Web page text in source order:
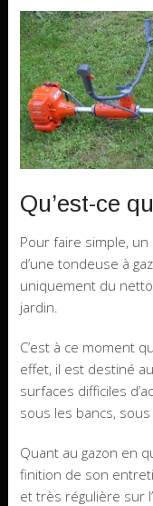
Qu’est-ce
Pour faire simple,
d’une tondeuse à
uniquement du
jardin.
C’est à ce moment
effet, il est destiné
surfaces difficiles
sous les bancs,
Quant au gazon en
finition de son
et très régulière sur